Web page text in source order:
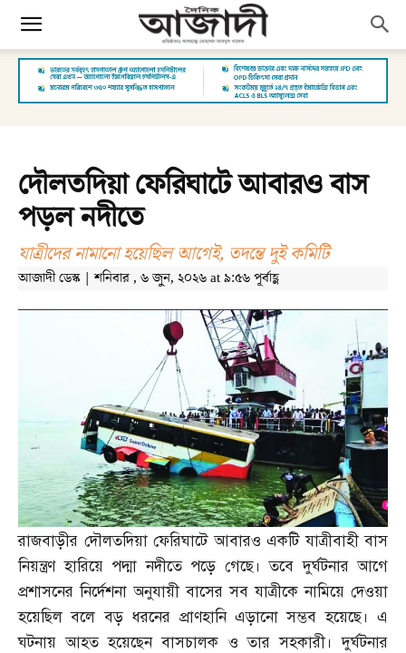
দৌলতদিয়া ফেরিঘাটে আবারও বাস
পড়ল নদীতে
যাত্রীদের নামানো হয়েছিল আগেই, তদন্তে দুই কমিটি
আজাদী ডেস্ক | শনিবার , ৬ জুন, ২০২৬ at ৯:৫৬ পূর্বাহ্ণ
রাজবাড়ীর দৌলতদিয়া ফেরিঘাটে আবারও একটি যাত্রীবাহী বাস
নিয়ন্ত্রণ হারিয়ে পদ্মা নদীতে পড়ে গেছে। তবে দুর্ঘটনার আগে
প্রশাসনের নির্দেশনা অনুযায়ী বাসের সব যাত্রীকে নামিয়ে দেওয়া
হয়েছিল বলে বড় ধরনের প্রাণহানি এড়ানো সম্ভব হয়েছে। এ
ঘটনায় আহত হয়েছেন বাসচালক ও তার সহকারী। দুর্ঘটনার